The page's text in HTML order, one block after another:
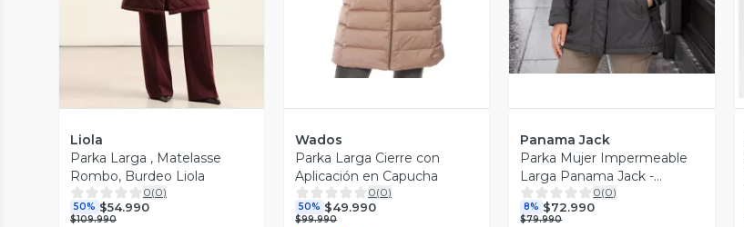
Liola
Parka Larga , Matelasse
Rombo, Burdeo Liola
0(0)
50% $54.990
$109.990
Wados
Parka Larga Cierre con
Aplicación en Capucha
0(0)
50% $49.990
$99.990
Panama Jack
Parka Mujer Impermeable
Larga Panama Jack -
PJM008M 0(0)
8% $72.990
$79.990